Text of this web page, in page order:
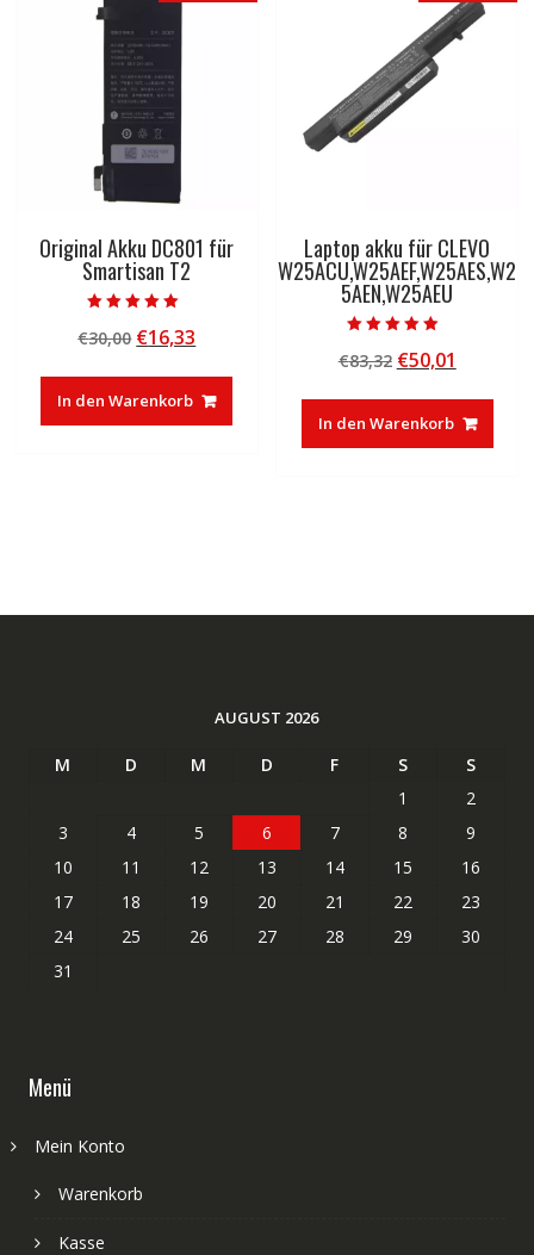
Original Akku DC801 für
Smartisan T2
5.00
von 5
€30,00 Ursprünglicher
war:
€30,00
€16,33
ist:
€16,33.
In den Warenkorb
Laptop akku für CLEVO
W25ACU,W25AEF,W25AES,W2
5AEN,W25AEU
5.00
von 5
€83,32 Ursprünglicher
war:
€83,32
€50,01
ist:
€50,01.
In den Warenkorb
AUGUST 2026
M D M D F S
S
1
2
3
4 5 6 7 8
9
10
11 12 13 14 15
16
17
18 19 20 21 22
23
24
25 26 27 28 29
30
31
Menü
Mein Konto
Warenkorb
Kasse